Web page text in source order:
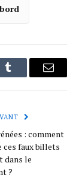
Tumblr
: comment
ces faux billets
dans le
?